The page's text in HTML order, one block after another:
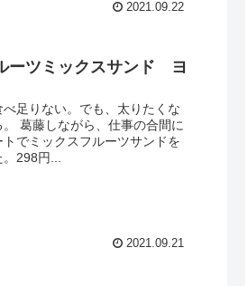
2021.09.22
ーツミックスサンド ヨ
足りない。でも、太りたくな
葛藤しながら、仕事の合間に
でミックスフルーツサンドを
298円...
2021.09.21